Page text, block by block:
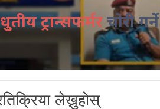
ट्रान्सफर्मरचोरी
लेख्नुहोस्